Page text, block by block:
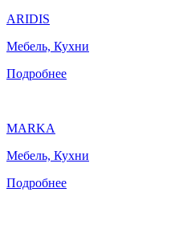
ARIDIS
Мебель, Кухни
Подробнее
MARKA
Мебель, Кухни
Подробнее